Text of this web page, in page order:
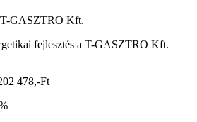
GASZTRO Kft.
fejlesztés a T-GASZTRO Kft.
478,-Ft